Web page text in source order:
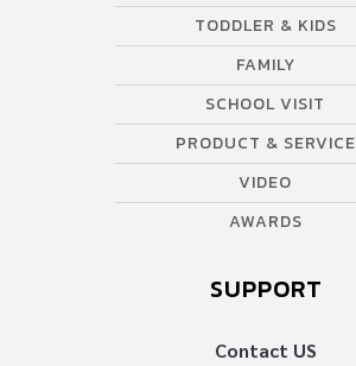
TODDLER & KIDS
FAMILY
SCHOOL VISIT
PRODUCT & SERVICE
VIDEO
AWARDS
SUPPORT
Contact US